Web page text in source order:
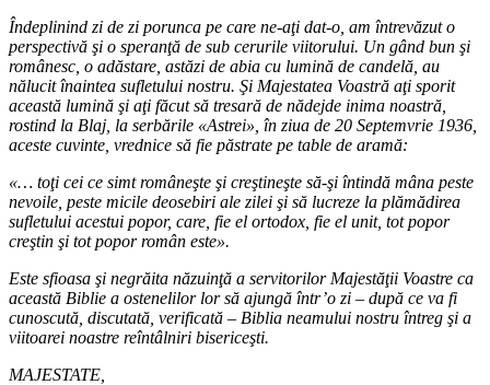
Îndeplinind zi de zi porunca pe care ne-aţi dat-o, am întrevăzut o
perspectivă şi o speranţă de sub cerurile viitorului. Un gând bun şi
românesc, o adăstare, astăzi de abia cu lumină de candelă, au
nălucit înaintea sufletului nostru. Şi Majestatea Voastră aţi sporit
această lumină şi aţi făcut să tresară de nădejde inima noastră,
rostind la Blaj, la serbările «Astrei», în ziua de 20 Septemvrie 1936,
aceste cuvinte, vrednice să fie păstrate pe table de aramă:
«… toţi cei ce simt româneşte şi creştineşte să-şi întindă mâna peste
nevoile, peste micile deosebiri ale zilei şi să lucreze la plămădirea
sufletului acestui popor, care, fie el ortodox, fie el unit, tot popor
creştin şi tot popor român este».
Este sfioasa şi negrăita năzuinţă a servitorilor Majestăţii Voastre ca
această Biblie a ostenelilor lor să ajungă într’o zi – după ce va fi
cunoscută, discutată, verificată – Biblia neamului nostru întreg şi a
viitoarei noastre reîntâlniri bisericeşti.
MAJESTATE,